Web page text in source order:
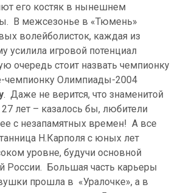
его костяк в нынешнем
В межсезонье в «Тюмень»
волейболисток, каждая из
усилила игровой потенциал
очередь стоит назвать чемпионку
чемпионку Олимпиады-2004
. Даже не верится, что знаменитой
лет – казалось бы, любители
с незапамятных времен! А все
Н.Карполя с юных лет
уровне, будучи основной
России. Большая часть карьеры
прошла в «Уралочке», а в